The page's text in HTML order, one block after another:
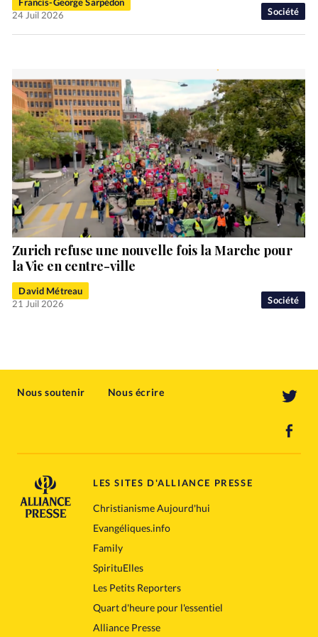
Société
24 Juil 2026
Société
Zurich refuse une nouvelle fois la Marche pour
la Vie en centre-ville
David Métreau
21 Juil 2026
Nous soutenir Nous écrire
LES SITES D'ALLIANCE PRESSE
Christianisme Aujourd'hui
Evangéliques.info
Family
SpirituElles
Les Petits Reporters
Quart d'heure pour l'essentiel
Alliance Presse